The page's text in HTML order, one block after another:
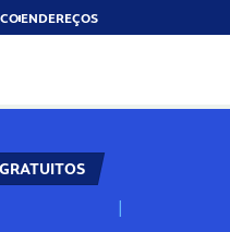
ENDEREÇOS
N